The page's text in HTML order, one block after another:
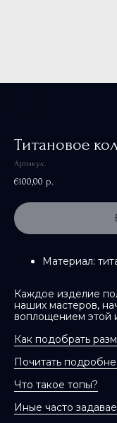
Титановое
Артикул:
6100,00 р.
Материал:
Каждое изделие
наших мастеров,
воплощением этой
Как подобрать
Почитать
Что такое топы?
Иные часто